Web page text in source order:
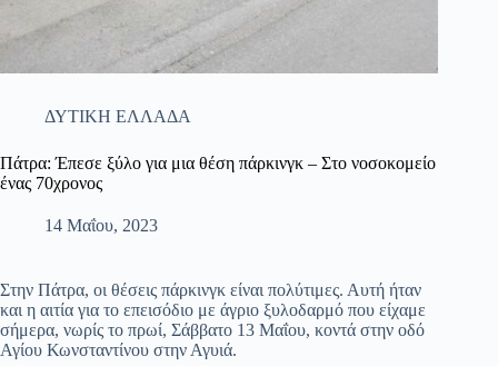
ΔΥΤΙΚΗ ΕΛΛΑΔΑ
Πάτρα: Έπεσε ξύλο για μια θέση πάρκινγκ – Στο νοσοκομείο
ένας 70χρονος
14 Μαΐου, 2023
Στην Πάτρα, οι θέσεις πάρκινγκ είναι πολύτιμες. Αυτή ήταν
και η αιτία για το επεισόδιο με άγριο ξυλοδαρμό που είχαμε
σήμερα, νωρίς το πρωί, Σάββατο 13 Μαΐου, κοντά στην οδό
Αγίου Κωνσταντίνου στην Αγυιά.